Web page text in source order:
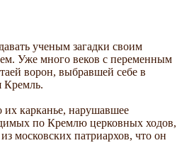
ученым загадки своим
Уже много веков с переменным
ворон, выбравшей себе в
Кремль.
их карканье, нарушавшее
по Кремлю церковных ходов,
московских патриархов, что он